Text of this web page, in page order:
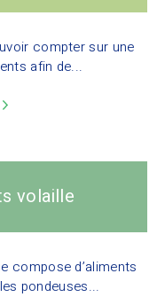
compter sur une
afin de...
volaille
compose d’aliments
pondeuses...